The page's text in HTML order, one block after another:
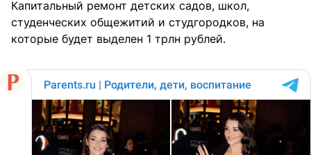
Капитальный ремонт детских садов, школ,
студенческих общежитий и студгородков, на
которые будет выделен 1 трлн рублей.